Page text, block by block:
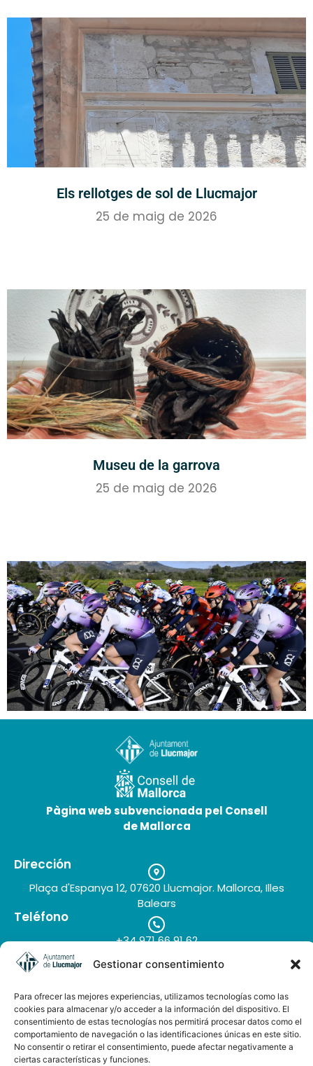
Gestionar consentimiento
Para ofrecer las mejores experiencias, utilizamos tecnologías como las
cookies para almacenar y/o acceder a la información del dispositivo. El
consentimiento de estas tecnologías nos permitirá procesar datos como el
comportamiento de navegación o las identificaciones únicas en este sitio.
No consentir o retirar el consentimiento, puede afectar negativamente a
ciertas características y funciones.
Els rellotges de sol de Llucmajor
25 de maig de 2026
Museu de la garrova
25 de maig de 2026
Esdeveniments esportius a Llucmajor
19 de maig de 2026
Pàgina web subvencionada pel Consell
de Mallorca
Dirección
Plaça d'Espanya 12, 07620 Llucmajor. Mallorca, Illes
Balears
Teléfono
+34 971 66 91 62
Correo electrónico
Galería de imágenes
Buzón de sugerencias